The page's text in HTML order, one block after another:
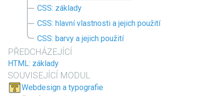
CSS: základy
CSS: hlavní vlastnosti a jejich použití
CSS: barvy a jejich použití
PŘEDCHÁZEJÍCÍ
HTML: základy
SOUVISEJÍCÍ MODUL
Webdesign a typografie